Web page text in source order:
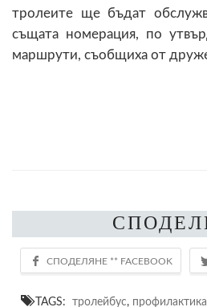
тролеите ще бъдат
същата номерация, по
маршрути, съобщиха от
TAGS: тролейбус, профилактика